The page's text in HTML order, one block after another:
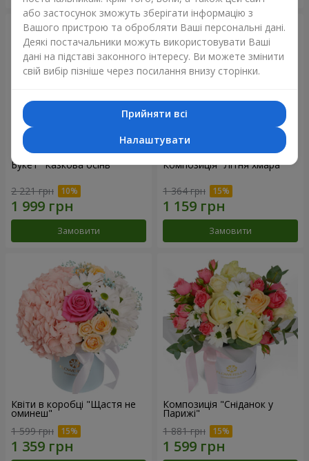
Букет "Казкова осінь"
2 221 грн
Замовити
Композиція "Літня хмара"
1 364 грн
Замовити
Квіти в коробці "Щастя не
оминеш"
1 599 грн
Композиція "Сніданок у
Парижі"
1 881 грн
або застосунок зможуть зберігати інформацію з
Вашого пристрою та обробляти Ваші персональні дані.
Деякі постачальники можуть використовувати Ваші
дані на підставі законного інтересу. Ви можете змінити
свій вибір пізніше через посилання внизу сторінки.
Прийняти всі
Налаштувати